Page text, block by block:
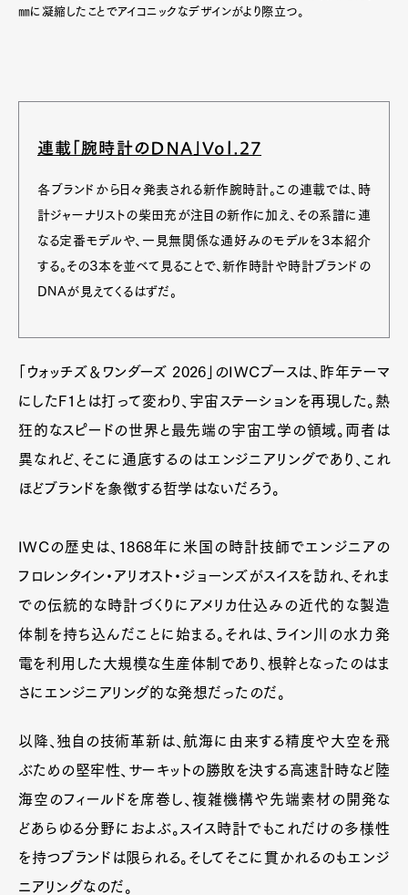
㎜に凝縮したことでアイコニックなデザインがより際立つ。
連載「腕時計のDNA」Vol.27
各ブランドから日々発表される新作腕時計。この連載では、時
計ジャーナリストの柴田充が注目の新作に加え、その系譜に連
なる定番モデルや、一見無関係な通好みのモデルを３本紹介
する。その３本を並べて見ることで、新作時計や時計ブランドの
DNAが見えてくるはずだ。
「ウォッチズ＆ワンダーズ 2026」のIWCブースは、昨年テーマ
にしたF1とは打って変わり、宇宙ステーションを再現した。熱
狂的なスピードの世界と最先端の宇宙工学の領域。両者は
異なれど、そこに通底するのはエンジニアリングであり、これ
ほどブランドを象徴する哲学はないだろう。
IWCの歴史は、1868年に米国の時計技師でエンジニアの
フロレンタイン・アリオスト・ジョーンズがスイスを訪れ、それま
での伝統的な時計づくりにアメリカ仕込みの近代的な製造
体制を持ち込んだことに始まる。それは、ライン川の水力発
電を利用した大規模な生産体制であり、根幹となったのはま
さにエンジニアリング的な発想だったのだ。
以降、独自の技術革新は、航海に由来する精度や大空を飛
ぶための堅牢性、サーキットの勝敗を決する高速計時など陸
海空のフィールドを席巻し、複雑機構や先端素材の開発な
どあらゆる分野におよぶ。スイス時計でもこれだけの多様性
を持つブランドは限られる。そしてそこに貫かれるのもエンジ
ニアリングなのだ。